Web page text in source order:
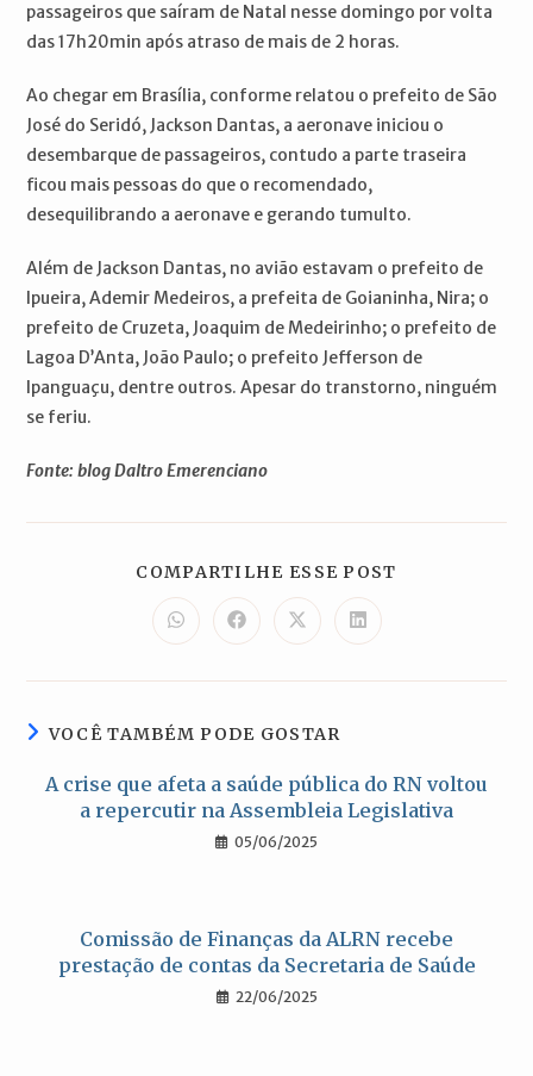
passageiros que saíram de Natal nesse domingo por volta
das 17h20min após atraso de mais de 2 horas.
Ao chegar em Brasília, conforme relatou o prefeito de São
José do Seridó, Jackson Dantas, a aeronave iniciou o
desembarque de passageiros, contudo a parte traseira
ficou mais pessoas do que o recomendado,
desequilibrando a aeronave e gerando tumulto.
Além de Jackson Dantas, no avião estavam o prefeito de
Ipueira, Ademir Medeiros, a prefeita de Goianinha, Nira; o
prefeito de Cruzeta, Joaquim de Medeirinho; o prefeito de
Lagoa D’Anta, João Paulo; o prefeito Jefferson de
Ipanguaçu, dentre outros. Apesar do transtorno, ninguém
se feriu.
Fonte: blog Daltro Emerenciano
COMPARTILHE ESSE POST
Abre
em
nova
Abre
em
nova
Abre
em
nova
Abre
em
nova
VOCÊ TAMBÉM PODE GOSTAR
A crise que afeta a saúde pública do RN voltou
a repercutir na Assembleia Legislativa
05/06/2025
Comissão de Finanças da ALRN recebe
prestação de contas da Secretaria de Saúde
22/06/2025